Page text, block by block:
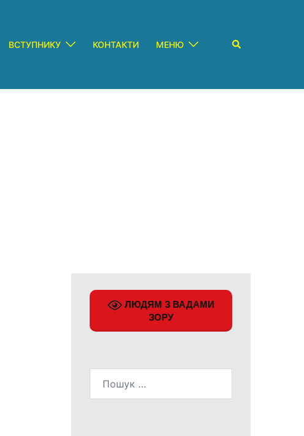
ВСТУПНИКУ КОНТАКТИ МЕНЮ Пошук
ЛЮДЯМ З ВАДАМИ
ЗОРУ